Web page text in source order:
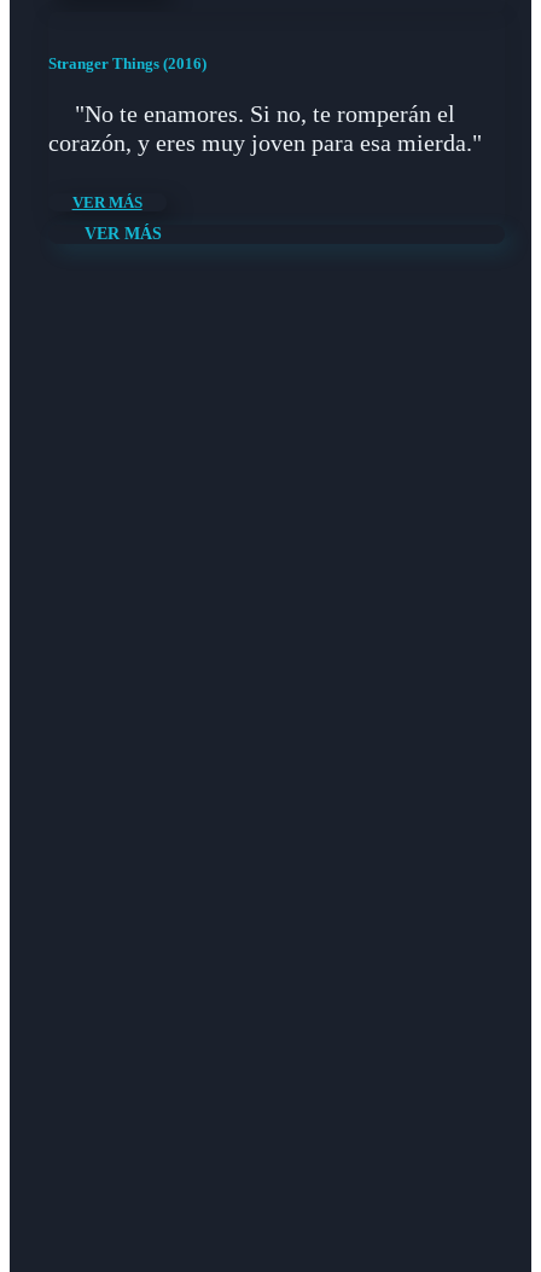
Stranger Things (2016)
"No te enamores. Si no, te romperán el
corazón, y eres muy joven para esa mierda."
VER MÁS
VER MÁS